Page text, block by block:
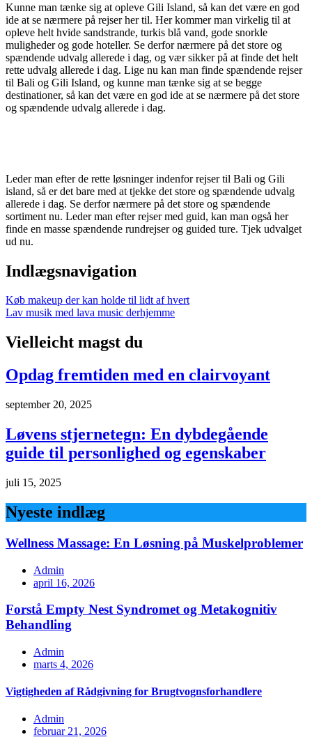
Kunne man tænke sig at opleve Gili Island, så kan det være en god
ide at se nærmere på rejser her til. Her kommer man virkelig til at
opleve helt hvide sandstrande, turkis blå vand, gode snorkle
muligheder og gode hoteller. Se derfor nærmere på det store og
spændende udvalg allerede i dag, og vær sikker på at finde det helt
rette udvalg allerede i dag. Lige nu kan man finde spændende rejser
til Bali og Gili Island, og kunne man tænke sig at se begge
destinationer, så kan det være en god ide at se nærmere på det store
og spændende udvalg allerede i dag.
Leder man efter de rette løsninger indenfor rejser til Bali og Gili
island, så er det bare med at tjekke det store og spændende udvalg
allerede i dag. Se derfor nærmere på det store og spændende
sortiment nu. Leder man efter rejser med guid, kan man også her
finde en masse spændende rundrejser og guided ture. Tjek udvalget
ud nu.
Indlægsnavigation
Køb makeup der kan holde til lidt af hvert
Lav musik med lava music derhjemme
Vielleicht magst du
Opdag fremtiden med en clairvoyant
september 20, 2025
Løvens stjernetegn: En dybdegående
guide til personlighed og egenskaber
juli 15, 2025
Nyeste indlæg
Wellness Massage: En Løsning på Muskelproblemer
Admin
april 16, 2026
Forstå Empty Nest Syndromet og Metakognitiv
Behandling
Admin
marts 4, 2026
Vigtigheden af Rådgivning for Brugtvognsforhandlere
Admin
februar 21, 2026